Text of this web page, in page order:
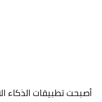
أصبحت تطبيقات الذكاء